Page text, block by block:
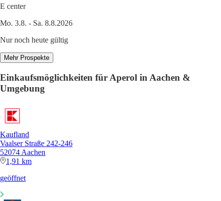
E center
Mo. 3.8. - Sa. 8.8.2026
Nur noch heute gültig
Mehr Prospekte
Einkaufsmöglichkeiten für Aperol in Aachen &
Umgebung
Kaufland
Vaalser Straße 242-246
52074 Aachen
1,91 km
geöffnet